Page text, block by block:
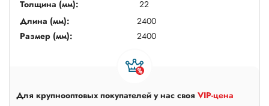
Толщина (мм):
22
Длина (мм):
2400
Размер (мм):
2400
Для крупнооптовых покупателей у нас своя VIP-цена